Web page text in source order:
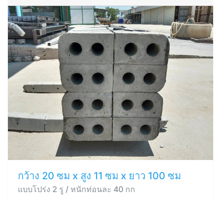
กว้าง 20 ซม x สูง 11 ซม x ยาว 100 ซม
แบบโปร่ง 2 รู / หนักท่อนละ 40 กก